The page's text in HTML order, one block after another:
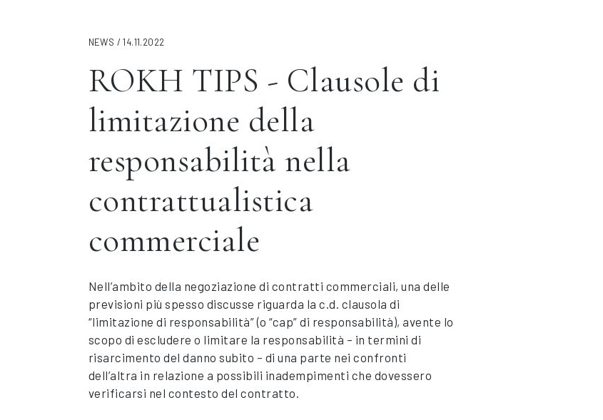
NEWS / 14.11.2022
ROKH TIPS - Clausole di
limitazione della
responsabilità nella
contrattualistica
commerciale
Nell’ambito della negoziazione di contratti commerciali, una delle
previsioni più spesso discusse riguarda la c.d. clausola di
“limitazione di responsabilità” (o “cap” di responsabilità), avente lo
scopo di escludere o limitare la responsabilità – in termini di
risarcimento del danno subito – di una parte nei confronti
dell’altra in relazione a possibili inadempimenti che dovessero
verificarsi nel contesto del contratto.